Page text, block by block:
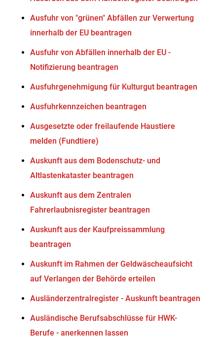
Ausfuhr von "grünen" Abfällen zur Verwertung
innerhalb der EU beantragen
Ausfuhr von Abfällen innerhalb der EU -
Notifizierung beantragen
Ausfuhrgenehmigung für Kulturgut beantragen
Ausfuhrkennzeichen beantragen
Ausgesetzte oder freilaufende Haustiere
melden (Fundtiere)
Auskunft aus dem Bodenschutz- und
Altlastenkataster beantragen
Auskunft aus dem Zentralen
Fahrerlaubnisregister beantragen
Auskunft aus der Kaufpreissammlung
beantragen
Auskunft im Rahmen der Geldwäscheaufsicht
auf Verlangen der Behörde erteilen
Ausländerzentralregister - Auskunft beantragen
Ausländische Berufsabschlüsse für HWK-
Berufe - anerkennen lassen